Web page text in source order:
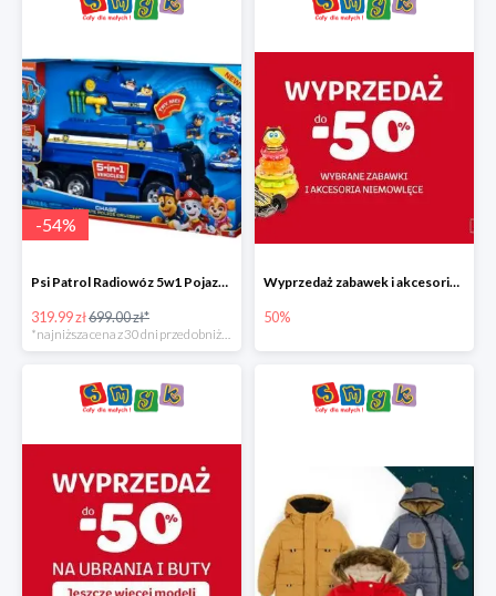
-54%
Psi Patrol Radiowóz 5w1 Pojazd ratunkowy z figurką Chase'a
319.99 zł699.00 zł*
Wyprzedaż zabawek i akcesoriów niemowlęcych w Smyku do -50%
50%